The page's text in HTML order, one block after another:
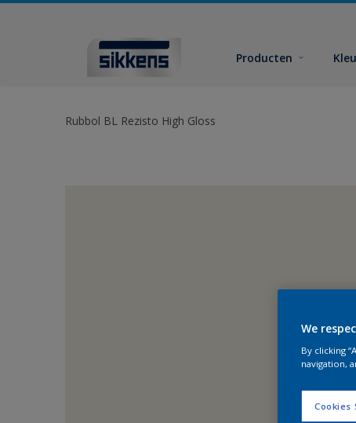
Producten
Rubbol BL Rezisto High Gloss
We
By clicking
navigation,
Cookies